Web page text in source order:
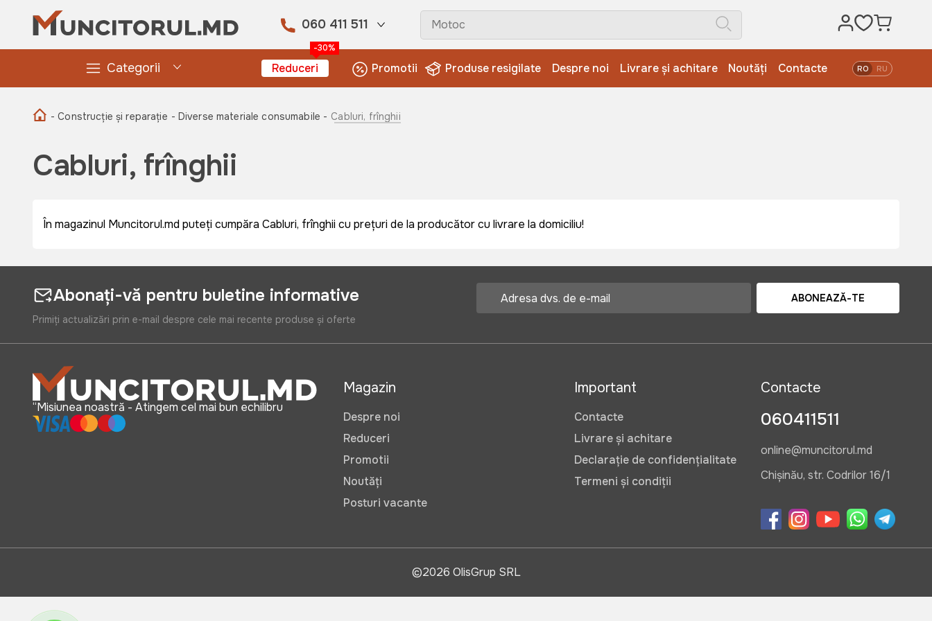
060 411 511
Categorii
-30%
Reduceri Promotii Produse resigilate Despre noi Livrare și achitare Noutăți Contacte RO RU
- Construcție și reparație - Diverse materiale consumabile - Cabluri, frînghii
Cabluri, frînghii
În magazinul Muncitorul.md puteți cumpăra Cabluri, frînghii cu prețuri de la producător cu livrare la domiciliu!
Abonați-vă pentru buletine informative
Primiți actualizări prin e-mail despre cele mai recente produse și oferte
ABONEAZĂ-TE
“Misiunea noastră - Atingem cel mai bun echilibru
Magazin
Despre noi
Reduceri
Promotii
Noutăți
Posturi vacante
Important
Contacte
Livrare și achitare
Declarație de confidențialitate
Termeni și condiții
Contacte
060411511
online@muncitorul.md
Chișinău, str. Codrilor 16/1
©2026 OlisGrup SRL